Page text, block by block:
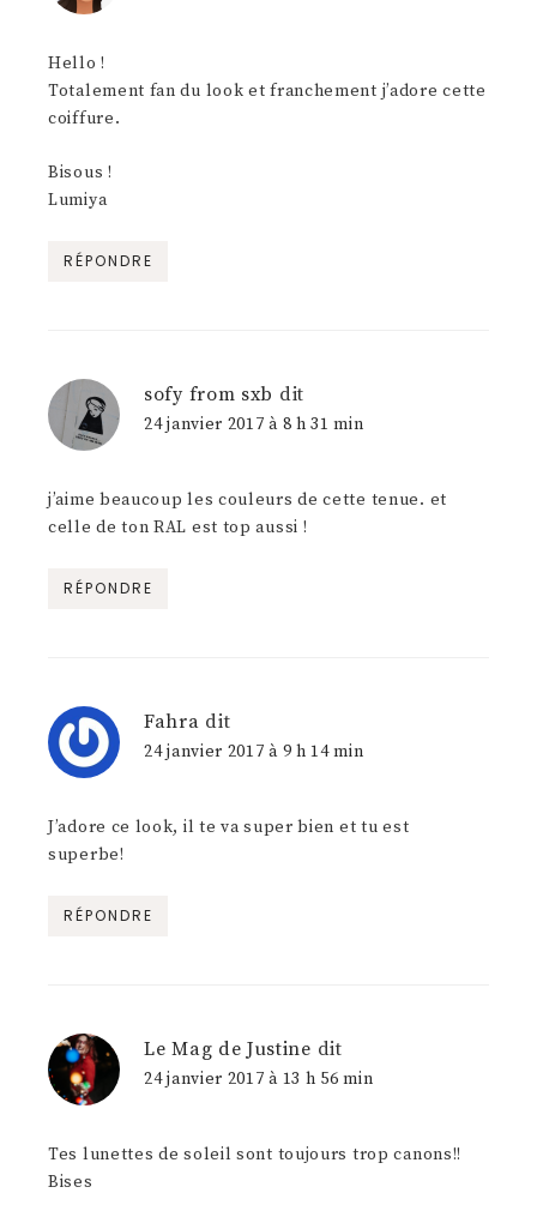
Hello !
Totalement fan du look et franchement j’adore cette
coiffure.
Bisous !
Lumiya
RÉPONDRE
sofy from sxb dit
24 janvier 2017 à 8 h 31 min
j’aime beaucoup les couleurs de cette tenue. et
celle de ton RAL est top aussi !
RÉPONDRE
Fahra dit
24 janvier 2017 à 9 h 14 min
J’adore ce look, il te va super bien et tu est
superbe!
RÉPONDRE
Le Mag de Justine dit
24 janvier 2017 à 13 h 56 min
Tes lunettes de soleil sont toujours trop canons!!
Bises